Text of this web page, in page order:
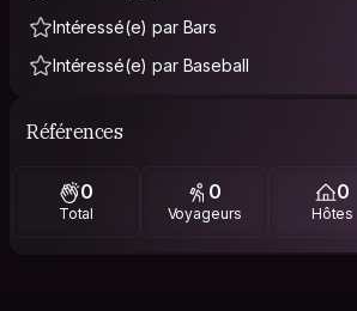
Intéressé(e) par Bars
Intéressé(e) par Baseball
Références
0
Total
0
Voyageurs
0
Hôtes